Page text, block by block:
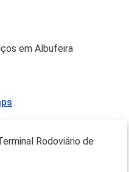
em Albufeira
Rodoviário de